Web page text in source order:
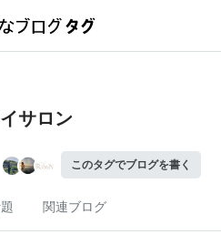
サロン
このタグでブログを書く
関連ブログ